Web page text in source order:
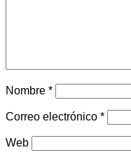
Nombre *
Correo electrónico *
Web